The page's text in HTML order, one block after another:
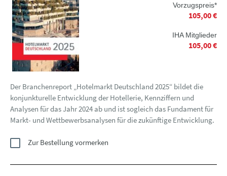
Vorzugspreis*
105,00 €
IHA Mitglieder
105,00 €
Der Branchenreport „Hotelmarkt Deutschland 2025“ bildet die
konjunkturelle Entwicklung der Hotellerie, Kennziffern und
Analysen für das Jahr 2024 ab und ist sogleich das Fundament für
Markt- und Wettbewerbsanalysen für die zukünftige Entwicklung.
Zur Bestellung vormerken